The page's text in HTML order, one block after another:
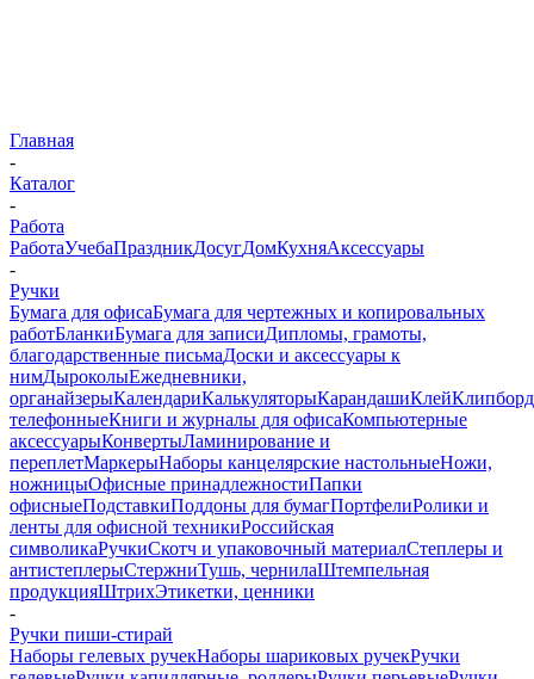
Главная
-
Каталог
-
Работа
РаботаУчебаПраздникДосугДомКухняАксессуары
-
Ручки
Бумага для офисаБумага для чертежных и копировальных
работБланкиБумага для записиДипломы, грамоты,
благодарственные письмаДоски и аксессуары к
нимДыроколыЕжедневники,
органайзерыКалендариКалькуляторыКарандашиКлей
телефонныеКниги и журналы для офисаКомпьютерные
аксессуарыКонвертыЛаминирование и
переплетМаркерыНаборы канцелярские настольныеНожи,
ножницыОфисные принадлежностиПапки
офисныеПодставкиПоддоны для бумагПортфелиРолики и
ленты для офисной техникиРоссийская
символикаРучкиСкотч и упаковочный материалСтеплеры и
антистеплерыСтержниТушь, чернилаШтемпельная
продукцияШтрихЭтикетки, ценники
-
Ручки пиши-стирай
Наборы гелевых ручекНаборы шариковых ручекРучки